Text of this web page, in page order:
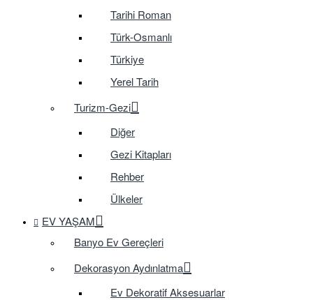
Tarihi Roman
Türk-Osmanlı
Türkiye
Yerel Tarih
Turizm-Gezi
Diğer
Gezi Kitapları
Rehber
Ülkeler
EV YAŞAM
Banyo Ev Gereçleri
Dekorasyon Aydınlatma
Ev Dekoratif Aksesuarlar